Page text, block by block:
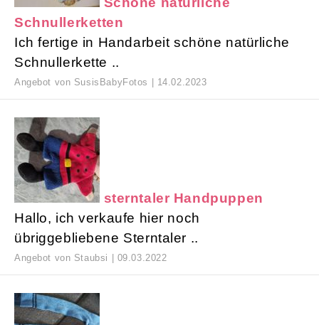
Schnullerketten
Ich fertige in Handarbeit schöne natürliche
Schnullerkette ..
Angebot von SusisBabyFotos | 14.02.2023
sterntaler Handpuppen
Hallo, ich verkaufe hier noch
übriggebliebene Sterntaler ..
Angebot von Staubsi | 09.03.2022